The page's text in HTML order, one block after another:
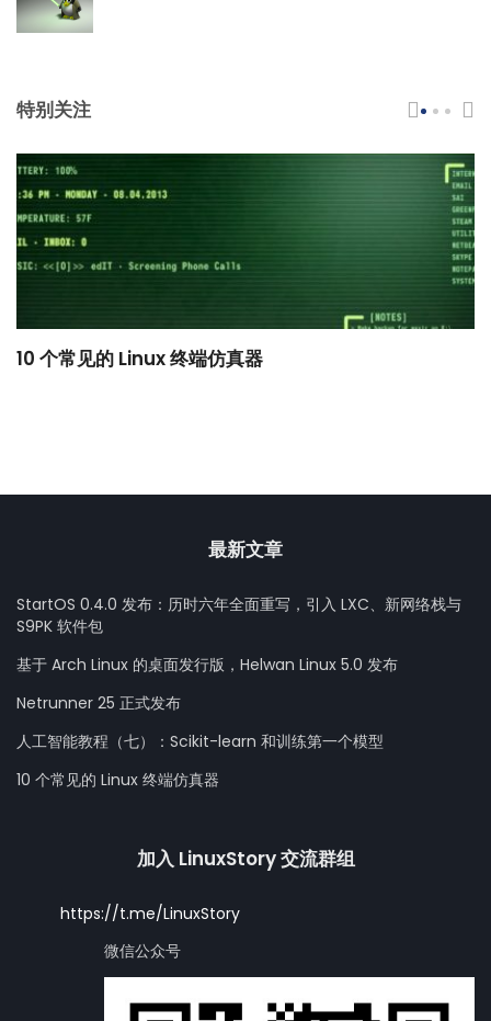
特别关注
10 个常见的 Linux 终端仿真器
最新文章
StartOS 0.4.0 发布：历时六年全面重写，引入 LXC、新网络栈与
S9PK 软件包
基于 Arch Linux 的桌面发行版，Helwan Linux 5.0 发布
Netrunner 25 正式发布
人工智能教程（七）：Scikit-learn 和训练第一个模型
10 个常见的 Linux 终端仿真器
加入 LinuxStory 交流群组
https://t.me/LinuxStory
微信公众号